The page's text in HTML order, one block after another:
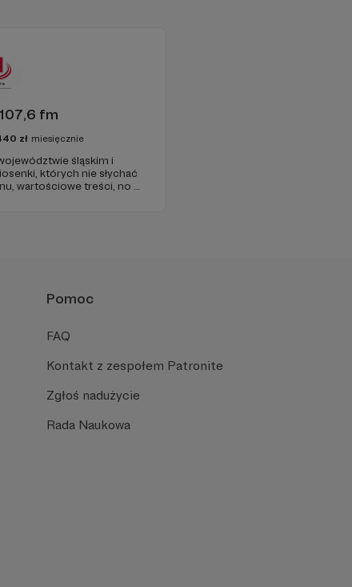
fm
zł miesięcznie
śląskim i
których nie słychać
wartościowe treści, no i
Pomoc
FAQ
Kontakt z zespołem Patronite
Zgłoś nadużycie
Rada Naukowa